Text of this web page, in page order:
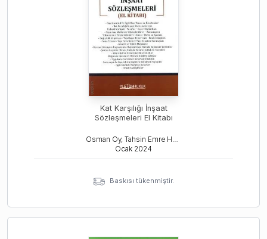
Kat Karşılığı İnşaat
Sözleşmeleri El Kitabı
Osman Oy, Tahsin Emre Haşal
Ocak 2024
Baskısı tükenmiştir.